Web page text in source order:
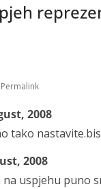
Permalink
2008
tako
2008
uspjehu puno